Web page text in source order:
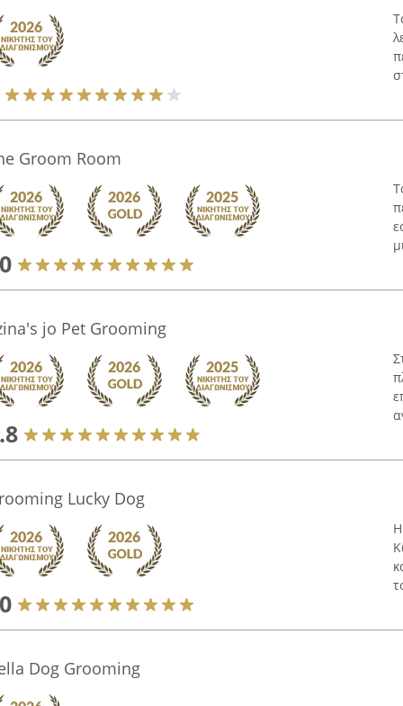
Groom Room
jo Pet Grooming
Lucky Dog
Dog Grooming